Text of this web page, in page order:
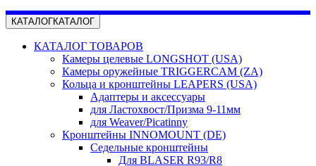
КАТАЛОГКАТАЛОГ
КАТАЛОГ ТОВАРОВ
Камеры целевые LONGSHOT (USA)
Камеры оружейные TRIGGERCAM (ZA)
Кольца и кронштейны LEAPERS (USA)
Адаптеры и аксессуары
для Ластохвост/Призма 9-11мм
для Weaver/Picatinny
Кронштейны INNOMOUNT (DE)
Седельные кронштейны
Для BLASER R93/R8